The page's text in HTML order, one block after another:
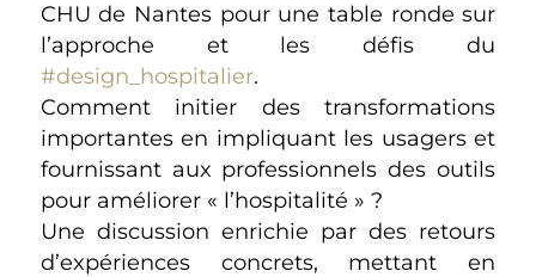
CHU de Nantes pour une table ronde sur
l’approche et les défis du
#design_hospitalier.
Comment initier des transformations
importantes en impliquant les usagers et
fournissant aux professionnels des outils
pour améliorer « l’hospitalité » ?
Une discussion enrichie par des retours
d’expériences concrets, mettant en